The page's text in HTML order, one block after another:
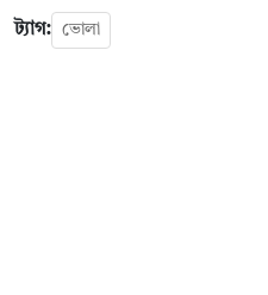
ট্যাগ: ভোলা